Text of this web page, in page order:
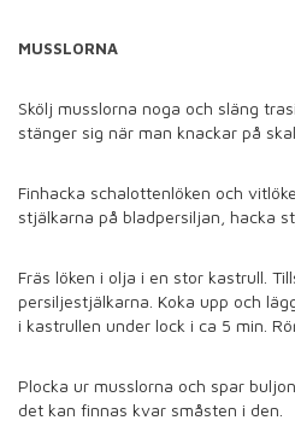
MUSSLORNA
Skölj musslorna noga och släng
stänger sig när man knackar på
Finhacka schalottenlöken och
stjälkarna på bladpersiljan, hacka
Fräs löken i olja i en stor kastrull.
persiljestjälkarna. Koka upp och
i kastrullen under lock i ca 5 min.
Plocka ur musslorna och spar
det kan finnas kvar småsten i den.